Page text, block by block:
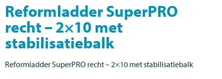
Reformladder SuperPRO
recht – 2×10 met
stabilisatiebalk
Reformladder SuperPRO recht – 2×10 met stabilisatiebalk